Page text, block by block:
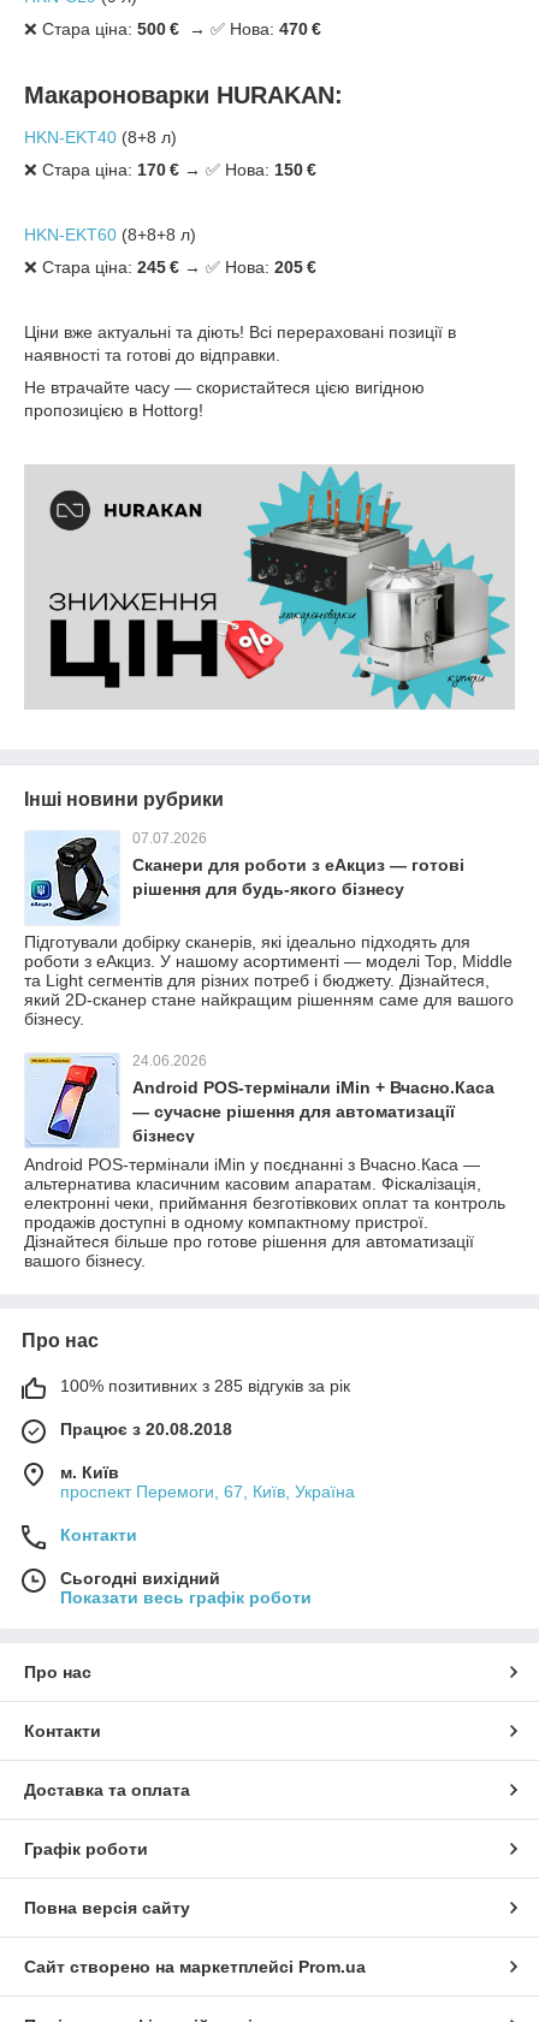
❌ Стара ціна: 500 € → ✅ Нова: 470 €
Макароноварки HURAKAN:
HKN-EKT40 (8+8 л)
❌ Стара ціна: 170 € → ✅ Нова: 150 €
HKN-EKT60 (8+8+8 л)
❌ Стара ціна: 245 € → ✅ Нова: 205 €
Ціни вже актуальні та діють! Всі перераховані позиції в
наявності та готові до відправки.
Не втрачайте часу — скористайтеся цією вигідною
пропозицією в Hottorg!
Інші новини рубрики
07.07.2026
Сканери для роботи з еАкциз — готові
рішення для будь-якого бізнесу
Підготували добірку сканерів, які ідеально підходять для
роботи з еАкциз. У нашому асортименті — моделі Top, Middle
та Light сегментів для різних потреб і бюджету. Дізнайтеся,
який 2D-сканер стане найкращим рішенням саме для вашого
бізнесу.
24.06.2026
Android POS-термінали iMin + Вчасно.Каса
— сучасне рішення для автоматизації
бізнесу
Android POS-термінали iMin у поєднанні з Вчасно.Каса —
альтернатива класичним касовим апаратам. Фіскалізація,
електронні чеки, приймання безготівкових оплат та контроль
продажів доступні в одному компактному пристрої.
Дізнайтеся більше про готове рішення для автоматизації
вашого бізнесу.
Про нас
100% позитивних з 285 відгуків за рік
Працює з 20.08.2018
м. Київ
проспект Перемоги, 67, Київ, Україна
Контакти
Сьогодні вихідний
Показати весь графік роботи
Про нас
Контакти
Доставка та оплата
Графік роботи
Повна версія сайту
Сайт створено на маркетплейсі Prom.ua